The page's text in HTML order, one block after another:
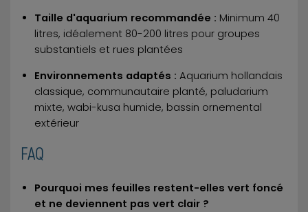
Taille d'aquarium recommandée : Minimum 40
litres, idéalement 80-200 litres pour groupes
substantiels et rues plantées
Environnements adaptés : Aquarium hollandais
classique, communautaire planté, paludarium
mixte, wabi-kusa humide, bassin ornemental
extérieur
FAQ
Pourquoi mes feuilles restent-elles vert foncé
et ne deviennent pas vert clair ?